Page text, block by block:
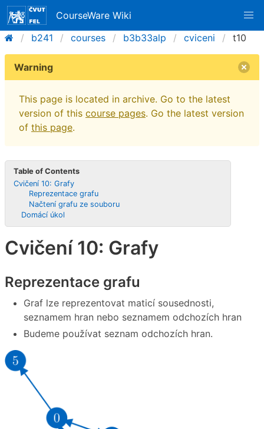
CourseWare Wiki
b241
courses b3b33alp cviceni t10
Warning
This page is located in archive. Go to the latest
version of this course pages. Go the latest version
of this page.
Table of Contents
Cvičení 10: Grafy
Reprezentace grafu
Načtení grafu ze souboru
Domácí úkol
Cvičení 10: Grafy
Reprezentace grafu
Graf lze reprezentovat maticí sousednosti,
seznamem hran nebo seznamem odchozích hran
Budeme používat seznam odchozích hran.